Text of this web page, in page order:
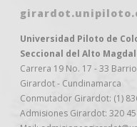
Universidad Piloto de
Seccional del Alto
Carrera 19 No. 17 - 33
Girardot - Cundinamarca
Conmutador Girardot: (1)
Admisiones Girardot: 320